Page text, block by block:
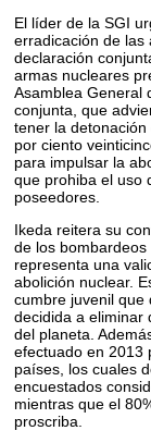
El líder de la SGI
erradicación de las
declaración
armas nucleares
Asamblea General
conjunta, que
tener la
por ciento
para impulsar la
que prohiba el uso
poseedores.
Ikeda reitera su
de los bombardeos
representa una
abolición nuclear.
cumbre juvenil que
decidida a eliminar
del planeta.
efectuado en 2013
países, los cuales
encuestados
mientras que el
proscriba.